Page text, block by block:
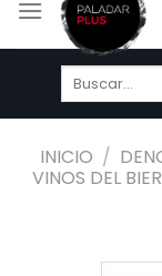
Buscar
INICIO /
VINOS DEL